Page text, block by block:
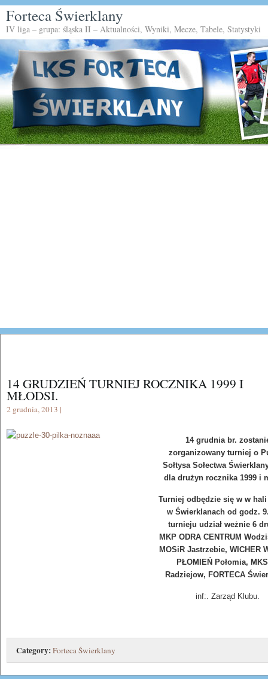
Forteca Świerklany
IV liga – grupa: śląska II – Aktualności, Wyniki, Mecze, Tabele, Statystyki
14 GRUDZIEŃ TURNIEJ ROCZNIKA 1999 I
MŁODSI.
2 grudnia, 2013 |
14 grudnia br.
zorganizowany turniej o
Sołtysa Sołectwa
dla drużyn rocznika 1999 i
Turniej odbędzie się w w
w Świerklanach od godz.
turnieju udział weżnie 6
MKP ODRA CENTRUM
MOSiR Jastrzebie, WICHER
PŁOMIEŃ Połomia,
Radziejow, FORTECA
inf:. Zarząd Klubu.
Category:Forteca Świerklany